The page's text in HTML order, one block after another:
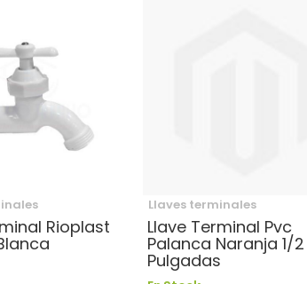
Rioplast
Llaves terminales
Llave Terminal Pvc
Palanca Naranja 1/2
Pulgadas